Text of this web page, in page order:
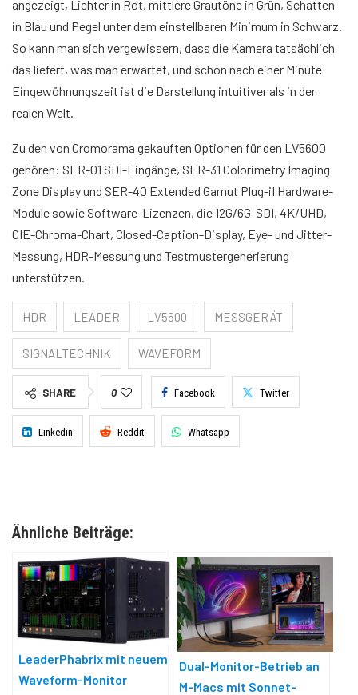
angezeigt, Lichter in Rot, mittlere Grautöne in Grün, Schatten
in Blau und Pegel unter dem einstellbaren Minimum in Schwarz.
So kann man sich vergewissern, dass die Kamera tatsächlich
das liefert, was man erwartet, und schon nach einer Minute
Eingewöhnungszeit ist die Darstellung intuitiver als in der
realen Welt.
Zu den von Cromorama gekauften Optionen für den LV5600
gehören: SER-01 SDI-Eingänge, SER-31 Colorimetry Imaging
Zone Display und SER-40 Extended Gamut Plug-iI Hardware-
Module sowie Software-Lizenzen, die 12G/6G-SDI, 4K/UHD,
CIE-Chroma-Chart, Closed-Caption-Display, Eye- und Jitter-
Messung, HDR-Messung und Testmustergenerierung
unterstützen.
HDR LEADER LV5600 MESSGERÄT
SIGNALTECHNIK WAVEFORM
SHARE 0 Facebook Twitter
Linkedin Reddit Whatsapp
Ähnliche Beiträge:
LeaderPhabrix mit neuem
Waveform-Monitor
Dual-Monitor-Betrieb an
M-Macs mit Sonnet-